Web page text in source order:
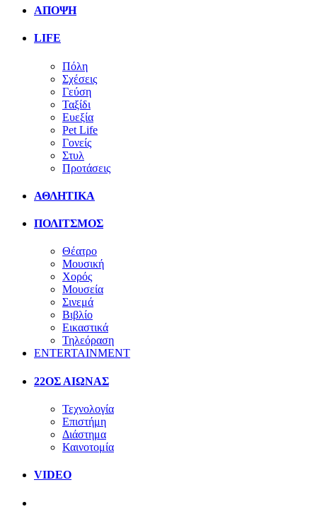
ΑΠΟΨΗ
LIFE
Πόλη
Σχέσεις
Γεύση
Ταξίδι
Ευεξία
Pet Life
Γονείς
Στυλ
Προτάσεις
ΑΘΛΗΤΙΚΑ
ΠΟΛΙΤΣΜΟΣ
Θέατρο
Μουσική
Χορός
Μουσεία
Σινεμά
Βιβλίο
Εικαστικά
Τηλεόραση
ENTERTAINMENT
22ΟΣ ΑΙΩΝΑΣ
Τεχνολογία
Επιστήμη
Διάστημα
Καινοτομία
VIDEO